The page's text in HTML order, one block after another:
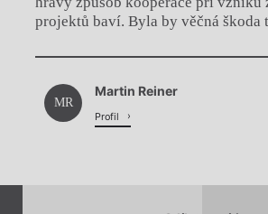
projektů baví. Byla by věčná škoda
Chviličku.
Načítá se.
MR
Martin Reiner
Profil